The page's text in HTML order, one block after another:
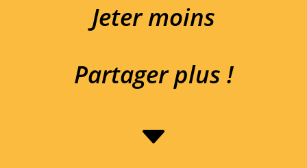
Jeter moins
Partager plus !
C